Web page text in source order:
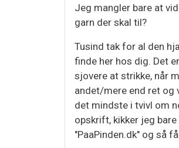
Jeg mangler bare at
garn der skal til?
Tusind tak for al den
finde her hos dig. Det
sjovere at strikke, når
andet/mere end ret og
det mindste i tvivl om
opskrift, kikker jeg
"PaaPinden.dk" og så